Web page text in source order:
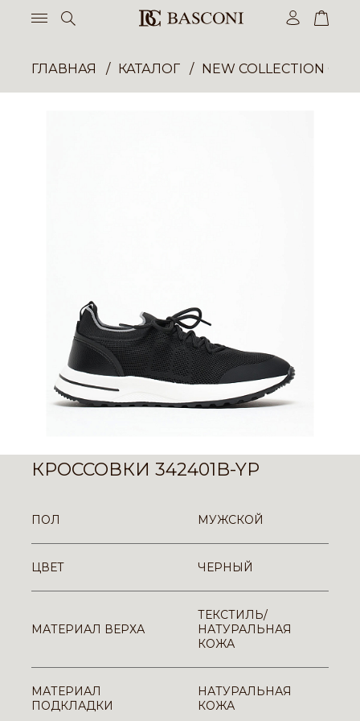
ГЛАВНАЯ КАТАЛОГ NEW COLLECTION
КРОССОВКИ 342401B-YP
ПОЛ МУЖСКОЙ
ЦВЕТ ЧЕРНЫЙ
МАТЕРИАЛ ВЕРХА
ТЕКСТИЛЬ/
НАТУРАЛЬНАЯ
КОЖА
МАТЕРИАЛ
ПОДКЛАДКИ
НАТУРАЛЬНАЯ
КОЖА